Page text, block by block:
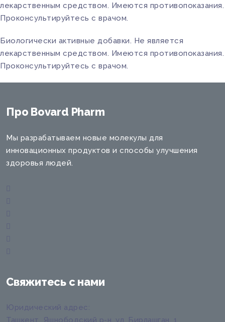
лекарственным средством. Имеются противопоказания.
Проконсультируйтесь с врачом.
Биологически активные добавки. Не является
лекарственным средством. Имеются противопоказания.
Проконсультируйтесь с врачом.
Про Bovard Pharm
Мы разрабатываем новые молекулы для
инновационных продуктов и способы улучшения
здоровья людей.
Свяжитесь с нами
Юридический адрес :
Ташкент, Яшнободский р-н, ул. Бирлашган, 1